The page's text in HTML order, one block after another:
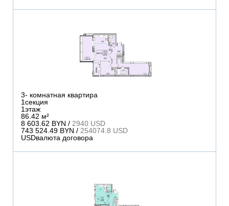
3- комнатная квартира
1секция
1этаж
86.42 м²
8 603.62 BYN / 2940 USD
743 524.49 BYN / 254074.8 USD
USDвалюта договора